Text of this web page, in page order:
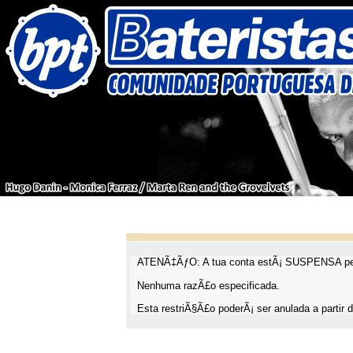
ATENÃ‡ÃƒO: A tua conta estÃ¡ SUSPENSA
Nenhuma razÃ£o especificada.
Esta restriÃ§Ã£o poderÃ¡ ser anulada a partir